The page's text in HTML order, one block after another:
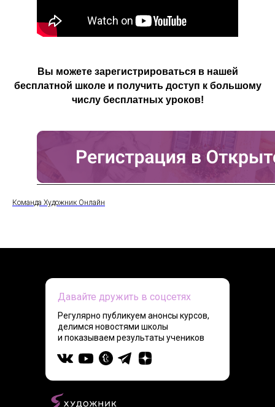
Вы можете зарегистрироваться в нашей
бесплатной школе и получить доступ к большому
числу бесплатных уроков!
Команда Художник Онлайн
Давайте дружить в соцсетях
Регулярно публикуем анонсы курсов,
делимся новостями школы
и показываем результаты учеников